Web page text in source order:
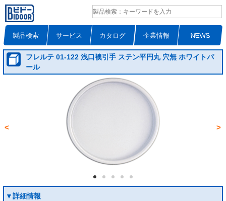
製品検索 サービス カタログ 企業情報 NEWS
フレルテ 01‐122 浅口襖引手 ステン平円丸 穴無 ホワイトパ
ール
< >
▼詳細情報